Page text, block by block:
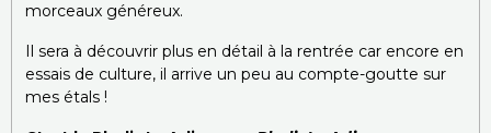
morceaux généreux.
Il sera à découvrir plus en détail à la rentrée car encore en
essais de culture, il arrive un peu au compte-goutte sur
mes étals !